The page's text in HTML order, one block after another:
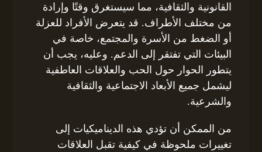
القانونية والثقافية، مما سيستغرق وقتًا وإرادة
من مختلف الأطراف. قد يتعرض الأفراد للعزلة
أو الضغط من الأسرة والمجتمع، خاصة في
البيئات التي تفتقر إلى الدعم. وعليه، يجب أن
يتطور الحوار حول الحب والعلاقات العاطفية
ليشمل جميع الأبعاد الاجتماعية والثقافية
والشرعية.
من الممكن أن تؤدي هذه الديناميكيات إلى
تغييرات ملحوظة في كيفية تقبل العلاقات